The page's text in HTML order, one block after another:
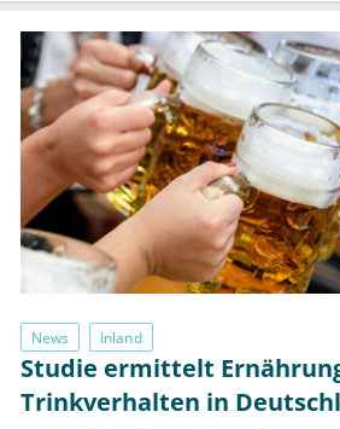
News Inland
Studie ermittelt
Trinkverhalten in